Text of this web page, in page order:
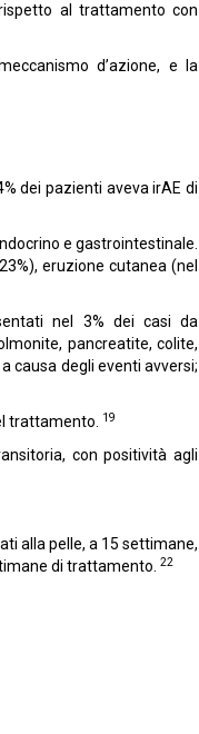
al trattamento con
d’azione, e la
dei pazienti aveva irAE di
e gastrointestinale.
eruzione cutanea (nel
nel 3% dei casi da
pancreatite, colite,
causa degli eventi avversi;
trattamento. 19
con positività agli
alla pelle, a 15 settimane,
di trattamento. 22